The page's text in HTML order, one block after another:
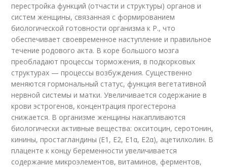
перестройка функций (отчасти и структуры) органов и
систем женщины, связанная с формированием
биологической готовности организма к Р., что
обеспечивает своевременное наступление и правильное
течение родового акта. В коре большого мозга
преобладают процессы торможения, в подкорковых
структурах — процессы возбуждения. Существенно
меняются гормональный статус, функция вегетативной
нервной системы и матки. Увеличивается содержание в
крови эстрогенов, концентрация прогестерона
снижается. В организме женщины накапливаются
биологически активные вещества: окситоцин, серотонин,
кинины, простагландины (Е1 , Е2, Е1α, Е2α), ацетилхолин. В
плаценте к концу беременности увеличивается
содержание микроэлементов, витаминов, ферментов,